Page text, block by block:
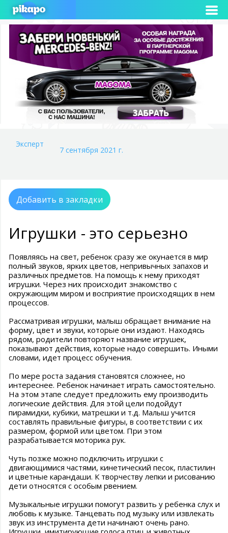
Эксперт
7 сентября 2021 г.
Добавить в закладки
Игрушки - это серьезно
Появляясь на свет, ребенок сразу же окунается в мир
полный звуков, ярких цветов, непривычных запахов и
различных предметов. На помощь к нему приходят
игрушки. Через них происходит знакомство с
окружающим миром и восприятие происходящих в нем
процессов.
Рассматривая игрушки, малыш обращает внимание на
форму, цвет и звуки, которые они издают. Находясь
рядом, родители повторяют название игрушек,
показывают действия, которые надо совершить. Иными
словами, идет процесс обучения.
По мере роста задания становятся сложнее, но
интереснее. Ребенок начинает играть самостоятельно.
На этом этапе следует предложить ему производить
логические действия. Для этой цели подойдут
пирамидки, кубики, матрешки и т.д. Малыш учится
составлять правильные фигуры, в соответствии с их
размером, формой или цветом. При этом
разрабатывается моторика рук.
Чуть позже можно подключить игрушки с
двигающимися частями, кинетический песок, пластилин
и цветные карандаши. К творчеству лепки и рисованию
дети относятся с особым рвением.
Музыкальные игрушки помогут развить у ребенка слух и
любовь к музыке. Танцевать под музыку или извлекать
звук из инструмента дети начинают очень рано.